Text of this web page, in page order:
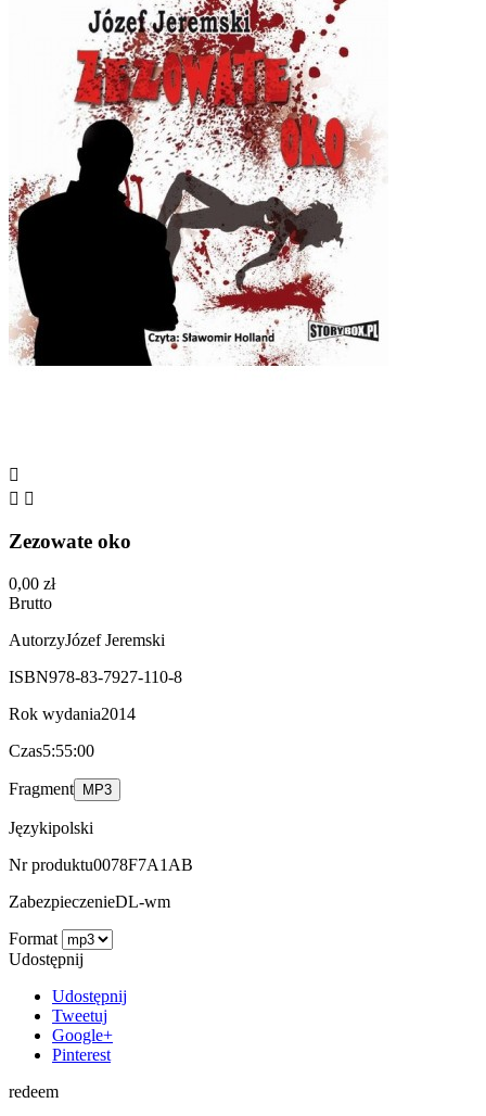

 
Zezowate oko
0,00 zł
Brutto
AutorzyJózef Jeremski
ISBN978-83-7927-110-8
Rok wydania2014
Czas5:55:00
Fragment MP3
Językipolski
Nr produktu0078F7A1AB
ZabezpieczenieDL-wm
Format
Udostępnij
Udostępnij
Tweetuj
Google+
Pinterest
redeem